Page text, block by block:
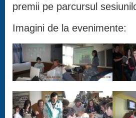
premii pe parcursul
Imagini de la evenimente: